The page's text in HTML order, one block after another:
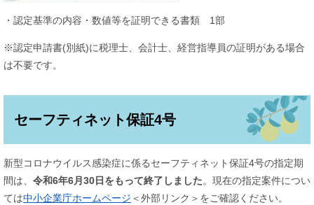
・認定基準の内容・数値等を証明できる書類 1部
※認定申請書(別紙)に税理士、会計士、経営指導員の証明がある場合
は不要です。
セーフティネット保証4号
新型コロナウイルス感染症に係るセーフティネット保証4号の指定期
間は、 令和6年6月30日をもって終了しました。現在の指定案件につい
ては中小企業庁ホームページ ＜外部リンク＞ をご確認ください。